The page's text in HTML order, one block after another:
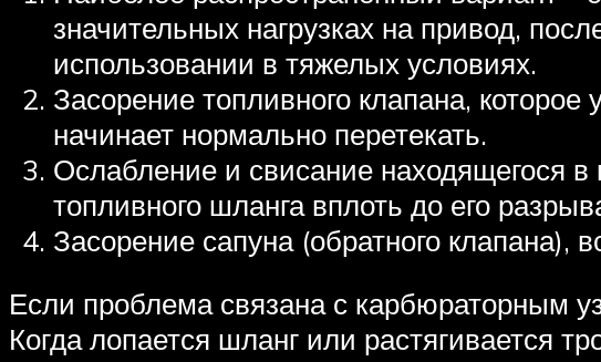
значительных нагрузках на привод,
использовании в тяжелых условиях.
Засорение топливного клапана,
начинает нормально перетекать.
Ослабление и свисание находящегося
топливного шланга вплоть до его
Засорение сапуна (обратного клапана),
Если проблема связана с карбюраторным
Когда лопается шланг или растягивается